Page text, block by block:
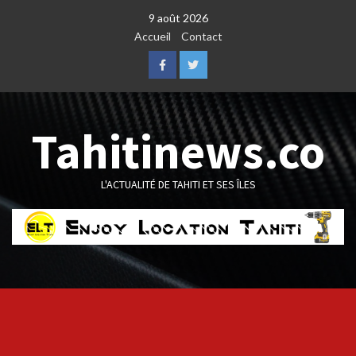
9 août 2026
Accueil
Contact
FacebookTwitter
Tahitinews.co
L'ACTUALITÉ DE TAHITI ET SES ÎLES